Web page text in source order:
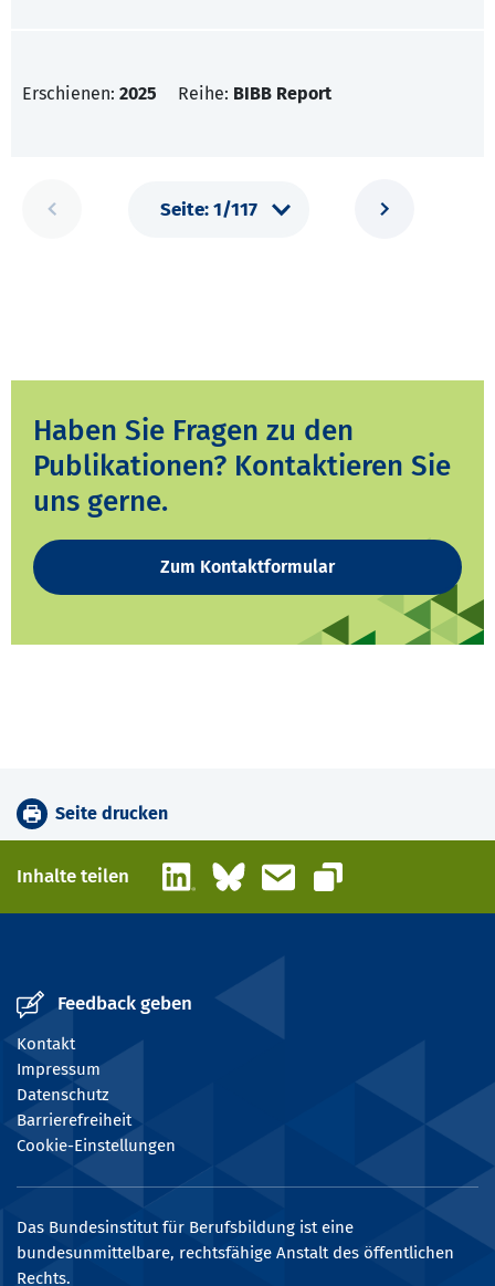
Erschienen: 2025 Reihe: BIBB Report
Haben Sie Fragen zu den
Publikationen? Kontaktieren Sie
uns gerne.
Zum Kontaktformular
Seite drucken
Inhalte teilen LinkedInBlueskyE-Mail
Link kopieren
Feedback geben
Kontakt
Impressum
Datenschutz
Barrierefreiheit
Cookie-Einstellungen
Das Bundesinstitut für Berufsbildung ist eine
bundesunmittelbare, rechtsfähige Anstalt des öffentlichen
Rechts.